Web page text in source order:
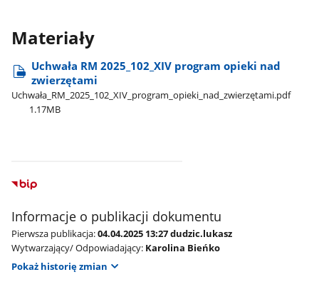
Materiały
Uchwała RM 2025​_102​_XIV program opieki nad
zwierzętami
Uchwała​_RM​_2025​_102​_XIV​_program​_opieki​_nad​_zwierzętami.pdf
1.17MB
Informacje o publikacji dokumentu
Pierwsza publikacja:04.04.2025 13:27 dudzic.lukasz
Wytwarzający/ Odpowiadający: Karolina Bieńko
Pokaż historię zmian